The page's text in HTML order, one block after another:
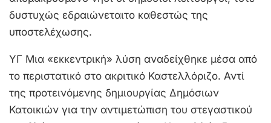
δυστυχώς εδραιώνεταιτο καθεστώς της
υποστελέχωσης.
ΥΓ Μια «εκκεντρική» λύση αναδείχθηκε μέσα από
το περιστατικό στο ακριτικό Καστελλόριζο. Αντί
της προτεινόμενης δημιουργίας Δημόσιων
Κατοικιών για την αντιμετώπιση του στεγαστικού